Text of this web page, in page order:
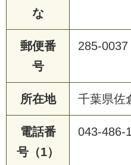
な
郵便番
号
285-0037
所在地 千葉県佐
電話番
号（1）
043-486-